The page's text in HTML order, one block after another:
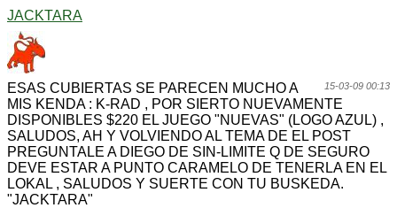
JACKTARA
15-03-09 00:13
ESAS CUBIERTAS SE PARECEN MUCHO A
MIS KENDA : K-RAD , POR SIERTO NUEVAMENTE
DISPONIBLES $220 EL JUEGO "NUEVAS" (LOGO AZUL) ,
SALUDOS, AH Y VOLVIENDO AL TEMA DE EL POST
PREGUNTALE A DIEGO DE SIN-LIMITE Q DE SEGURO
DEVE ESTAR A PUNTO CARAMELO DE TENERLA EN EL
LOKAL , SALUDOS Y SUERTE CON TU BUSKEDA.
"JACKTARA"